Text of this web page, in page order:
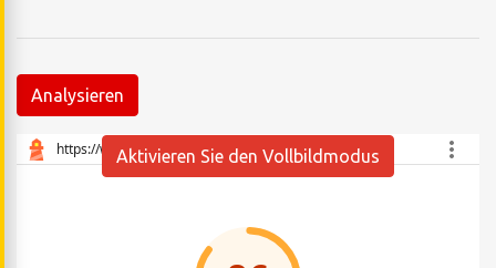
Analysieren
Aktivieren Sie den Vollbildmodus